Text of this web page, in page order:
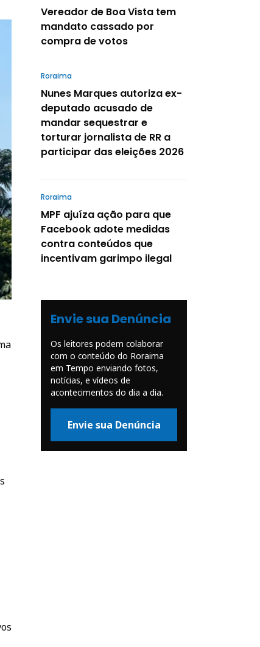
Vereador de Boa Vista tem
mandato cassado por
compra de votos
Roraima
Nunes Marques autoriza ex-
deputado acusado de
mandar sequestrar e
torturar jornalista de RR a
participar das eleições 2026
Roraima
MPF ajuíza ação para que
Facebook adote medidas
contra conteúdos que
incentivam garimpo ilegal
Envie sua Denúncia
Os leitores podem colaborar
com o conteúdo do Roraima
em Tempo enviando fotos,
notícias, e vídeos de
acontecimentos do dia a dia.
Envie sua Denúncia